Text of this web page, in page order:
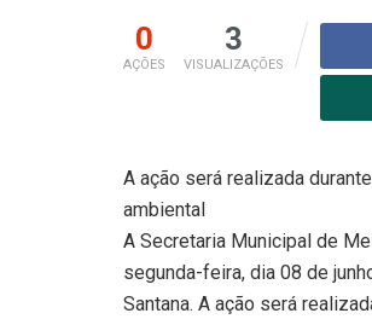
0
AÇÕES
3
VISUALIZAÇÕES
A ação será realizada
ambiental
A Secretaria Municipal de
segunda-feira, dia 08 de
Santana. A ação será